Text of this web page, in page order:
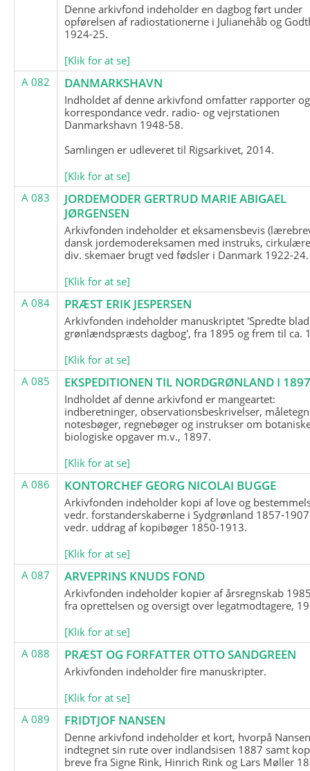
Denne arkivfond indeholder en dagbog ført under
opførelsen af radiostationerne i Julianehåb og
1924-25.
[Klik for at se]
A 082
DANMARKSHAVN
Indholdet af denne arkivfond omfatter rapporter og
korrespondance vedr. radio- og vejrstationen
Danmarkshavn 1948-58.
Samlingen er udleveret til Rigsarkivet, 2014.
[Klik for at se]
A 083
JORDEMODER GERTRUD MARIE ABIGAEL
JØRGENSEN
Arkivfonden indeholder et eksamensbevis
dansk jordemodereksamen med instruks,
div. skemaer brugt ved fødsler i Danmark 1922-24.
[Klik for at se]
A 084
PRÆST ERIK JESPERSEN
Arkivfonden indeholder manuskriptet 'Spredte
grønlændspræsts dagbog', fra 1895 og frem til ca.
[Klik for at se]
A 085
EKSPEDITIONEN TIL NORDGRØNLAND I
Indholdet af denne arkivfond er mangeartet:
indberetninger, observationsbeskrivelser,
notesbøger, regnebøger og instrukser om
biologiske opgaver m.v., 1897.
[Klik for at se]
A 086
KONTORCHEF GEORG NICOLAI BUGGE
Arkivfonden indeholder kopi af love og
vedr. forstanderskaberne i Sydgrønland 1857-
vedr. uddrag af kopibøger 1850-1913.
[Klik for at se]
A 087
ARVEPRINS KNUDS FOND
Arkivfonden indeholder kopier af årsregnskab
fra oprettelsen og oversigt over legatmodtagere,
[Klik for at se]
A 088
PRÆST OG FORFATTER OTTO SANDGREEN
Arkivfonden indeholder fire manuskripter.
[Klik for at se]
A 089
FRIDTJOF NANSEN
Denne arkivfond indeholder et kort, hvorpå
indtegnet sin rute over indlandsisen 1887 samt
breve fra Signe Rink, Hinrich Rink og Lars Møller